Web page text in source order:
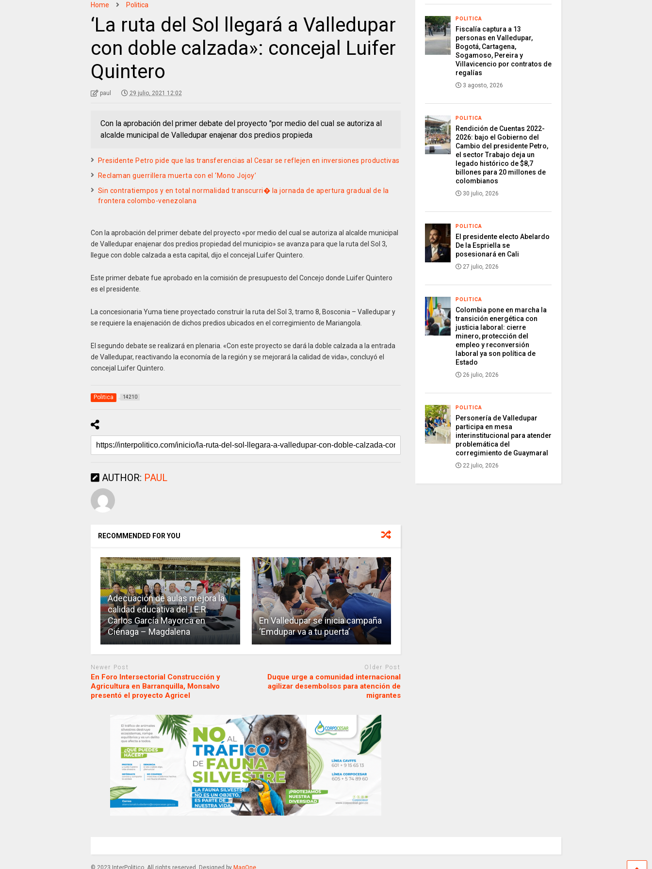
Home Politica
‘La ruta del Sol llegará a Valledupar
con doble calzada»: concejal Luifer
Quintero
paul 29 julio, 2021 12:02
Con la aprobación del primer debate del proyecto "por medio del cual se autoriza al
alcalde municipal de Valledupar enajenar dos predios propieda
Presidente Petro pide que las transferencias al Cesar se reflejen en inversiones productivas
Reclaman guerrillera muerta con el ‘Mono Jojoy’
Sin contratiempos y en total normalidad transcurri� la jornada de apertura gradual de la
frontera colombo-venezolana
Con la aprobación del primer debate del proyecto «por medio del cual se autoriza al alcalde municipal
de Valledupar enajenar dos predios propiedad del municipio» se avanza para que la ruta del Sol 3,
llegue con doble calzada a esta capital, dijo el concejal Luifer Quintero.
Este primer debate fue aprobado en la comisión de presupuesto del Concejo donde Luifer Quintero
es el presidente.
La concesionaria Yuma tiene proyectado construir la ruta del Sol 3, tramo 8, Bosconia – Valledupar y
se requiere la enajenación de dichos predios ubicados en el corregimiento de Mariangola.
El segundo debate se realizará en plenaria. «Con este proyecto se dará la doble calzada a la entrada
de Valledupar, reactivando la economía de la región y se mejorará la calidad de vida», concluyó el
concejal Luifer Quintero.
Politica 14210
AUTHOR: PAUL
RECOMMENDED FOR YOU
Adecuación de aulas mejora la
calidad educativa del I.E.R.
Carlos García Mayorca en
Ciénaga – Magdalena
En Valledupar se inicia campaña
‘Emdupar va a tu puerta’
Newer Post
En Foro Intersectorial Construcción y
Agricultura en Barranquilla, Monsalvo
presentó el proyecto Agricel
Older Post
Duque urge a comunidad internacional
agilizar desembolsos para atención de
migrantes
POLITICA
Fiscalía captura a 13
personas en Valledupar,
Bogotá, Cartagena,
Sogamoso, Pereira y
Villavicencio por contratos de
regalías
3 agosto, 2026
POLITICA
Rendición de Cuentas 2022-
2026: bajo el Gobierno del
Cambio del presidente Petro,
el sector Trabajo deja un
legado histórico de $8,7
billones para 20 millones de
colombianos
30 julio, 2026
POLITICA
El presidente electo Abelardo
De la Espriella se
posesionará en Cali
27 julio, 2026
POLITICA
Colombia pone en marcha la
transición energética con
justicia laboral: cierre
minero, protección del
empleo y reconversión
laboral ya son política de
Estado
26 julio, 2026
POLITICA
Personería de Valledupar
participa en mesa
interinstitucional para atender
problemática del
corregimiento de Guaymaral
22 julio, 2026
© 2023 InterPolitico. All rights reserved. Designed by MagOne